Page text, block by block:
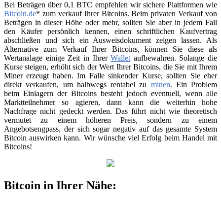
Bei Beträgen über 0,1 BTC empfehlen wir sichere Plattformen wie
Bitcoin.de* zum verkauf Ihrer Bitcoins. Beim privaten Verkauf von
Beträgen in dieser Höhe oder mehr, sollten Sie aber in jedem Fall
den Käufer persönlich kennen, einen schriftlichen Kaufvertrag
abschließen und sich ein Ausweisdokument zeigen lassen. Als
Alternative zum Verkauf Ihrer Bitcoins, können Sie diese als
Wertanalage einige Zeit in IhrerWallet aufbewahren. Solange die
Kurse steigen, erhöht sich der Wert Ihrer Bitcoins, die Sie mit Ihrem
Miner erzeugt haben. Im Falle sinkender Kurse, sollten Sie eher
direkt verkaufen, um halbwegs rentabel zu minen. Ein Problem
beim Einlagern der Bitcoins besteht jedoch eventuell, wenn alle
Marktteilnehmer so agieren, dann kann die weiterhin hohe
Nachfrage nicht gedeckt werden. Das führt nicht wie theoretisch
vermutet zu einem höheren Preis, sondern zu einem
Angebotsengpass, der sich sogar negativ auf das gesamte System
Bitcoin auswirken kann. Wir wünsche viel Erfolg beim Handel mit
Bitcoins!
Bitcoin in Ihrer Nähe: